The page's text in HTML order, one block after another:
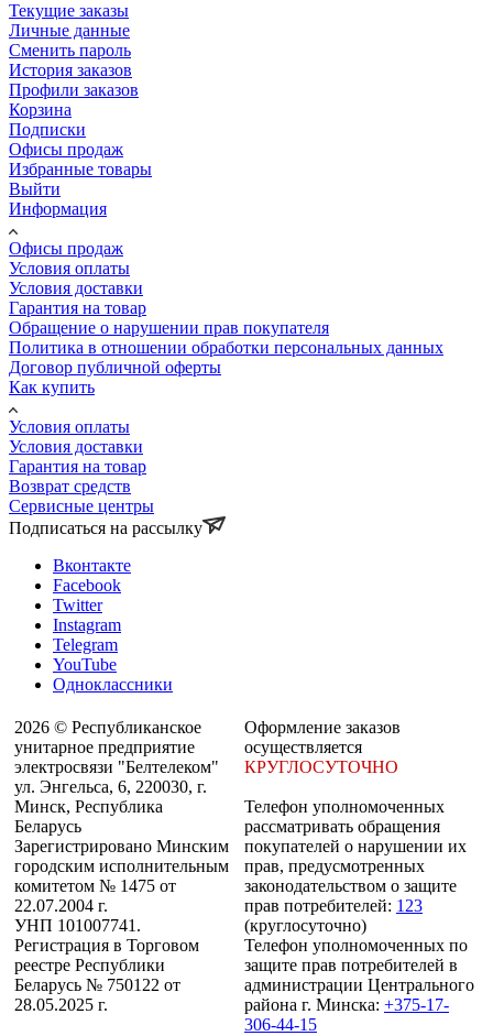
Текущие заказы
Личные данные
Сменить пароль
История заказов
Профили заказов
Корзина
Подписки
Офисы продаж
Избранные товары
Выйти
Информация
Офисы продаж
Условия оплаты
Условия доставки
Гарантия на товар
Обращение о нарушении прав покупателя
Политика в отношении обработки персональных данных
Договор публичной оферты
Как купить
Условия оплаты
Условия доставки
Гарантия на товар
Возврат средств
Сервисные центры
Подписаться на рассылку
Вконтакте
Facebook
Twitter
Instagram
Telegram
YouTube
Одноклассники
2026 © Республиканское
унитарное предприятие
электросвязи "Белтелеком"
ул. Энгельса, 6, 220030, г.
Минск, Республика
Беларусь
Зарегистрировано Минским
городским исполнительным
комитетом № 1475 от
22.07.2004 г.
УНП 101007741.
Регистрация в Торговом
реестре Республики
Беларусь № 750122 от
28.05.2025 г.
Оформление заказов
осуществляется
КРУГЛОСУТОЧНО
Телефон уполномоченных
рассматривать обращения
покупателей о нарушении их
прав, предусмотренных
законодательством о защите
прав потребителей: 123
(круглосуточно)
Телефон уполномоченных по
защите прав потребителей в
администрации Центрального
района г. Минска: +375-17-
306-44-15